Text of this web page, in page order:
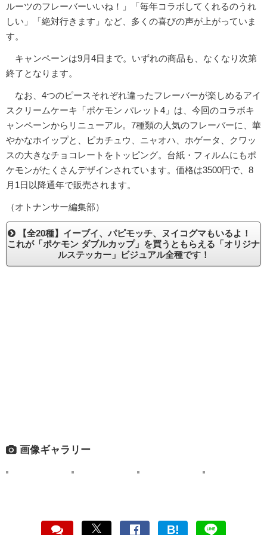
ルーツのフレーバーいいね！」「毎年コラボしてくれるのうれ
しい」「絶対行きます」など、多くの喜びの声が上がっていま
す。
キャンペーンは9月4日まで。いずれの商品も、なくなり次第
終了となります。
なお、4つのピースそれぞれ違ったフレーバーが楽しめるアイ
スクリームケーキ「ポケモン パレット4」は、今回のコラボキ
ャンペーンからリニューアル。7種類の人気のフレーバーに、華
やかなホイップと、ピカチュウ、ニャオハ、ホゲータ、クワッ
スの大きなチョコレートをトッピング。台紙・フィルムにもポ
ケモンがたくさんデザインされています。価格は3500円で、8
月1日以降通年で販売されます。
（オトナンサー編集部）
【全20種】イーブイ、パピモッチ、ヌイコグマもいるよ！
これが「ポケモン ダブルカップ」を買うともらえる「オリジナ
ルステッカー」ビジュアル全種です！
画像ギャラリー
B!